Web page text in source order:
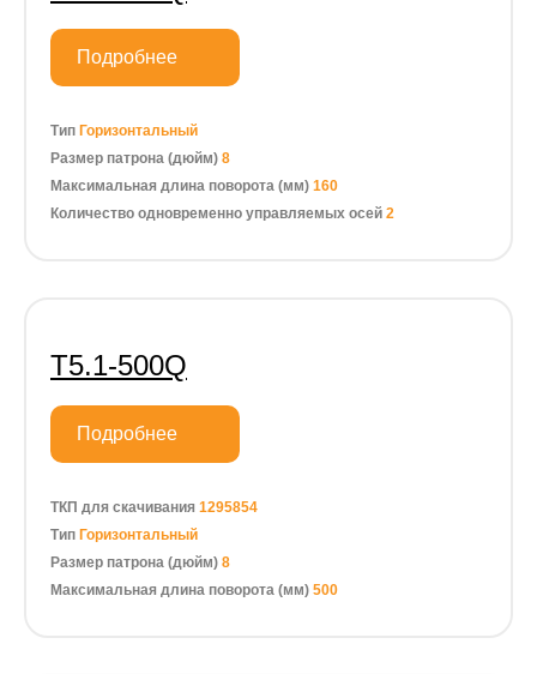
Подробнее
Тип Горизонтальный
Размер патрона (дюйм) 8
Максимальная длина поворота (мм) 160
Количество одновременно управляемых осей 2
Т5.1-500Q
Подробнее
ТКП для скачивания 1295854
Тип Горизонтальный
Размер патрона (дюйм) 8
Максимальная длина поворота (мм) 500